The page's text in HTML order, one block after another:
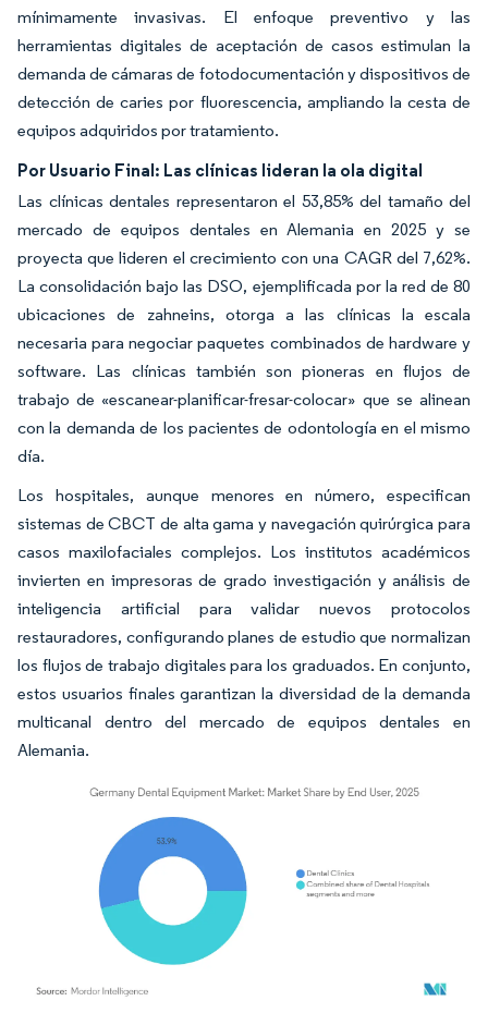
mínimamente invasivas. El enfoque preventivo y las
herramientas digitales de aceptación de casos estimulan la
demanda de cámaras de fotodocumentación y dispositivos de
detección de caries por fluorescencia, ampliando la cesta de
equipos adquiridos por tratamiento.
Por Usuario Final: Las clínicas lideran la ola digital
Las clínicas dentales representaron el 53,85% del tamaño del
mercado de equipos dentales en Alemania en 2025 y se
proyecta que lideren el crecimiento con una CAGR del 7,62%.
La consolidación bajo las DSO, ejemplificada por la red de 80
ubicaciones de zahneins, otorga a las clínicas la escala
necesaria para negociar paquetes combinados de hardware y
software. Las clínicas también son pioneras en flujos de
trabajo de «escanear-planificar-fresar-colocar» que se alinean
con la demanda de los pacientes de odontología en el mismo
día.
Los hospitales, aunque menores en número, especifican
sistemas de CBCT de alta gama y navegación quirúrgica para
casos maxilofaciales complejos. Los institutos académicos
invierten en impresoras de grado investigación y análisis de
inteligencia artificial para validar nuevos protocolos
restauradores, configurando planes de estudio que normalizan
los flujos de trabajo digitales para los graduados. En conjunto,
estos usuarios finales garantizan la diversidad de la demanda
multicanal dentro del mercado de equipos dentales en
Alemania.